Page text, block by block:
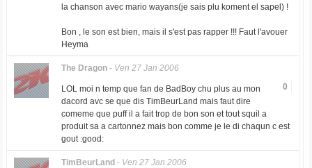
la chanson avec mario wayans(je sais plu koment el sapel) !
Bon , le son est bien, mais il s'est pas rapper !!! Faut l'avouer
Heyma
The Dragon- Ven 27 Jan 2006
0
LOL moi n temp que fan de BadBoy chu plus au mon
dacord avc se que dis TimBeurLand mais faut dire
comeme que puff il a fait trop de bon son et tout squil a
produit sa a cartonnez mais bon comme je le di chaqun c est
gout :good:
TimBeurLand - Ven 27 Jan 2006